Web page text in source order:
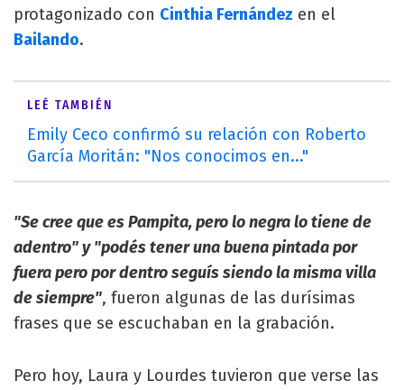
protagonizado con Cinthia Fernández en el
Bailando.
LEÉ TAMBIÉN
Emily Ceco confirmó su relación con Roberto
García Moritán: "Nos conocimos en..."
"Se cree que es Pampita, pero lo negra lo tiene de
adentro" y "podés tener una buena pintada por
fuera pero por dentro seguís siendo la misma villa
de siempre", fueron algunas de las durísimas
frases que se escuchaban en la grabación.
Pero hoy, Laura y Lourdes tuvieron que verse las